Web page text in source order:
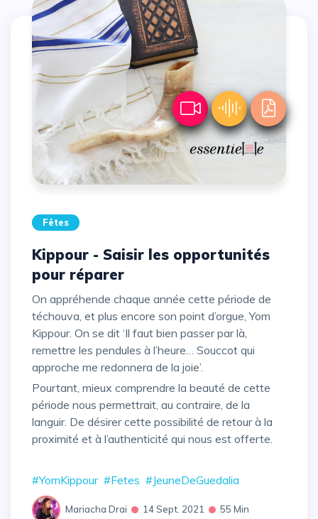
Fêtes
Kippour - Saisir les opportunités
pour réparer
On appréhende chaque année cette période de
téchouva, et plus encore son point d’orgue, Yom
Kippour. On se dit ‘Il faut bien passer par là,
remettre les pendules à l’heure… Souccot qui
approche me redonnera de la joie’.
Pourtant, mieux comprendre la beauté de cette
période nous permettrait, au contraire, de la
languir. De désirer cette possibilité de retour à la
proximité et à l’authenticité qui nous est offerte.
#YomKippour #Fetes #JeuneDeGuedalia
Mariacha Drai 14 Sept. 2021 55 Min